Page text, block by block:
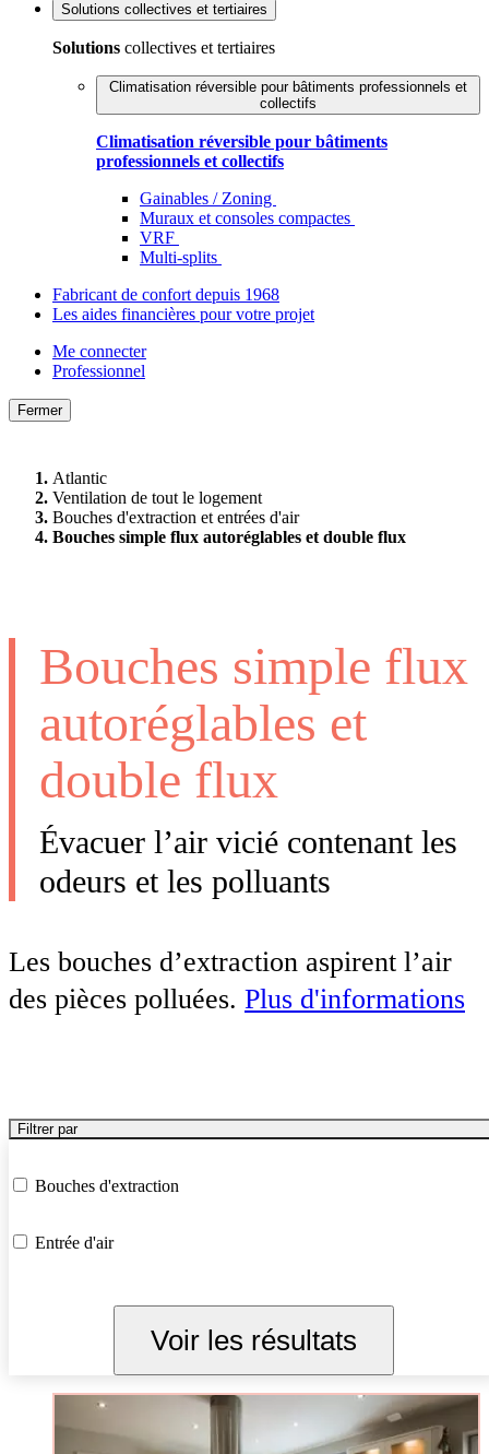
Solutions collectives et tertiaires
Solutions collectives et tertiaires
Climatisation réversible pour bâtiments professionnels et
collectifs
Climatisation réversible pour bâtiments
professionnels et collectifs
Gainables / Zoning
Muraux et consoles compactes
VRF
Multi-splits
Fabricant de confort depuis 1968
Les aides financières pour votre projet
Me connecter
Professionnel
Fermer
Atlantic
Ventilation de tout le logement
Bouches d'extraction et entrées d'air
Bouches simple flux autoréglables et double flux
Bouches simple flux
autoréglables et
double flux
Évacuer l’air vicié contenant les
odeurs et les polluants
Les bouches d’extraction aspirent l’air
des pièces polluées. Plus d'informations
Filtrer par
Bouches d'extraction
Entrée d'air
Voir les résultats